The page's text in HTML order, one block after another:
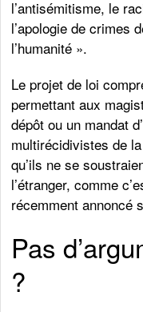
l’antisémitisme, le
l’apologie de crimes
l’humanité ».
Le projet de loi
permettant aux
dépôt ou un mandat
multirécidivistes de
qu’ils ne se
l’étranger, comme
récemment annoncé
Pas
?